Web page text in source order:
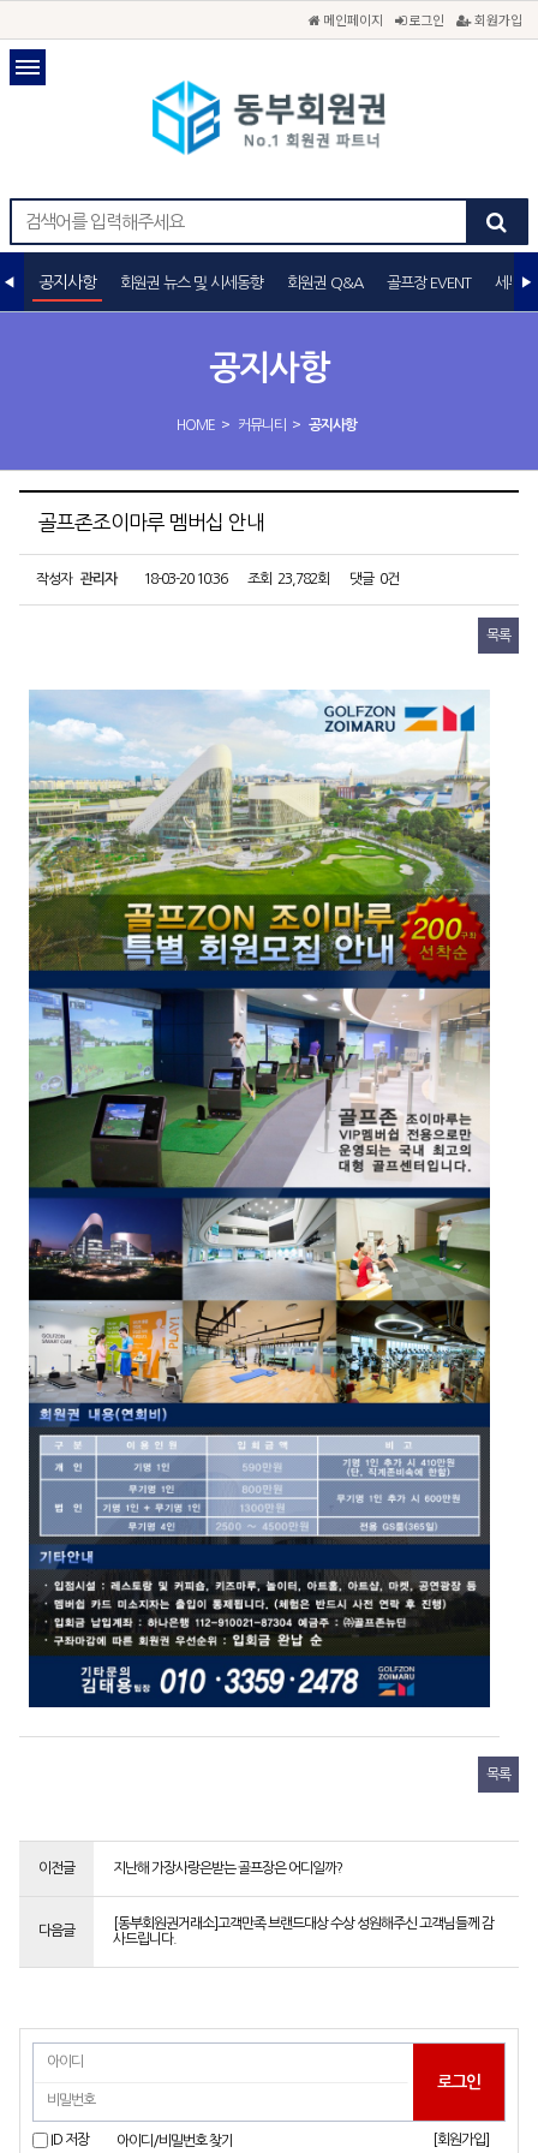
메인페이지 로그인 회원가입
공지사항
HOME > 커뮤니티 > 공지사항
공지사항 회원권 뉴스 및 시세동향 회원권 Q&A 골프장 EVENT 세무상
골프존조이마루 멤버십 안내
작성자 관리자 18-03-20 10:36 조회 23,782회 댓글 0건
목록
목록
이전글 지난해 가장사랑은받는 골프장은 어디일까?
다음글
[동부회원권거래소]고객만족 브랜드대상 수상 성원해주신 고객님들께 감
사드립니다.
ID 저장 아이디/비밀번호 찾기 [회원가입]